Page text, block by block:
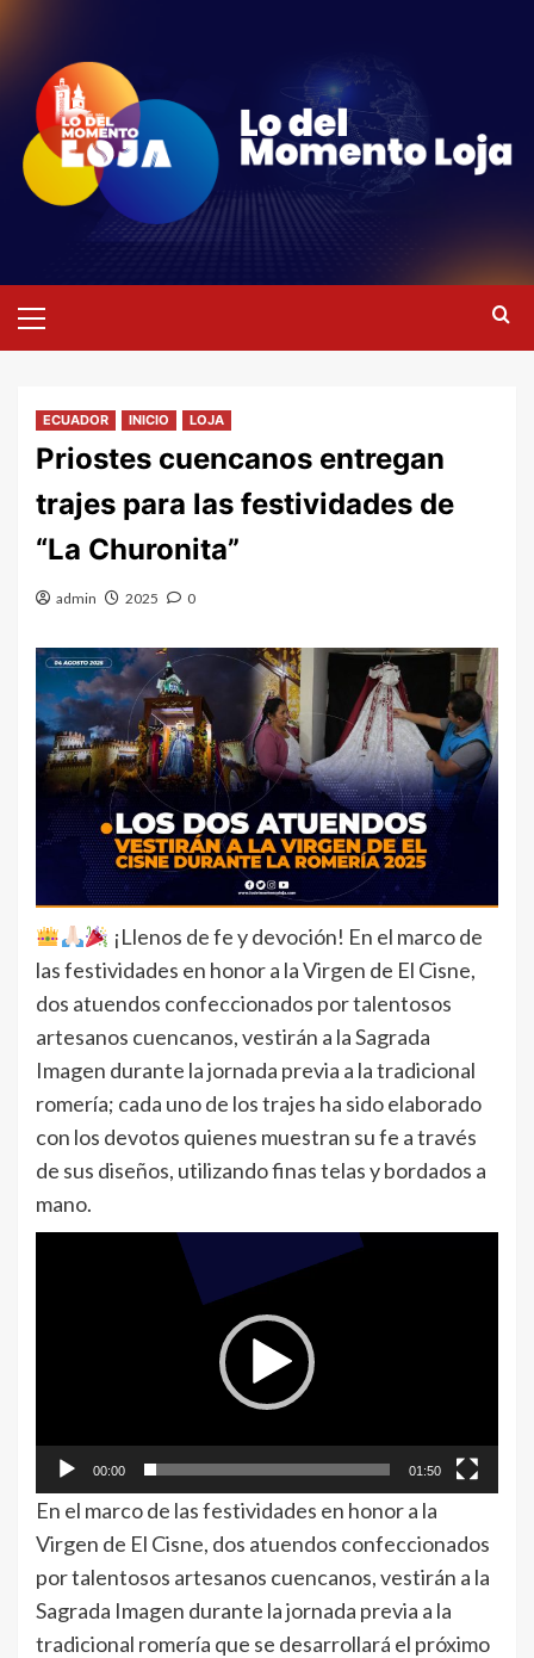
contenido
primario
ECUADOR INICIO LOJA
Priostes cuencanos entregan
trajes para las festividades de
“La Churonita”
admin 2025 0
¡Llenos de fe y devoción! En el marco de
las festividades en honor a la Virgen de El Cisne,
dos atuendos confeccionados por talentosos
artesanos cuencanos, vestirán a la Sagrada
Imagen durante la jornada previa a la tradicional
romería; cada uno de los trajes ha sido elaborado
con los devotos quienes muestran su fe a través
de sus diseños, utilizando finas telas y bordados a
mano.
00:00 01:50
En el marco de las festividades en honor a la
Virgen de El Cisne, dos atuendos confeccionados
por talentosos artesanos cuencanos, vestirán a la
Sagrada Imagen durante la jornada previa a la
tradicional romería que se desarrollará el próximo